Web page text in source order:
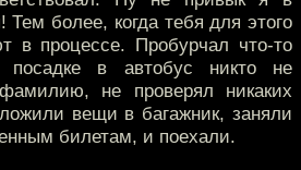
Тем более, когда тебя для этого
в процессе. Пробурчал что-то
в автобус никто не
не проверял никаких
вещи в багажник, заняли
билетам, и поехали.